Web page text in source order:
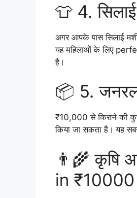
👕 4.
अगर आपके पास सिलाई
यह महिलाओं के लिए
है।
📦 5. जनरल
₹10,000 से किराने की
किया जा सकता है। यह
👨‍🌾 कृषि
in ₹10000